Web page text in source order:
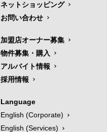
ネットショッピング
お問い合わせ
加盟店オーナー募集
物件募集・購入
アルバイト情報
採用情報
Language
English (Corporate)
English (Services)